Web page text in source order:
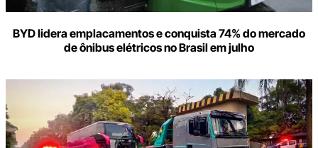
BYD lidera emplacamentos e conquista 74% do mercado
de ônibus elétricos no Brasil em julho